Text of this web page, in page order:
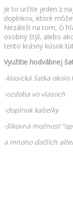
Je to určite jeden z
doplnkov, ktoré
Nezáleží na tom, či
osobný štýl, alebo
tento krásny kúsok
Využitie hodvábnej
-klasická šatka okolo
-ozdoba vo vlasoch
-doplnok kabelky
-šikovná možnosť
a mnoho ďalších